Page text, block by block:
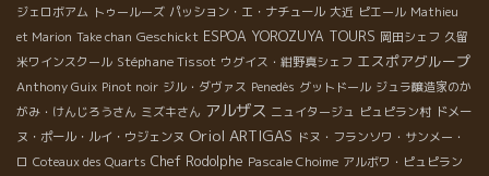
ジェロボアム トゥールーズ パッション・エ・ナチュール 大近 ピエール Mathieu
et Marion Take chan Geschickt ESPOA YOROZUYA TOURS 岡田シェフ 久留
米ワインスクール Stéphane Tissot ウグイス・紺野真シェフ エスポアグループ
Anthony Guix Pinot noir ジル・ダヴァス Penedès グットドール ジュラ醸造家のか
がみ・けんじろうさん ミズキさん アルザス ニュイタージュ ピュピラン村 ドメー
ヌ・ポール・ルイ・ウジェンヌ Oriol ARTIGAS ドヌ・フランソワ・サンメー・
ロ Coteaux des Quarts Chef Rodolphe Pascale Choime アルボワ・ピュピラン